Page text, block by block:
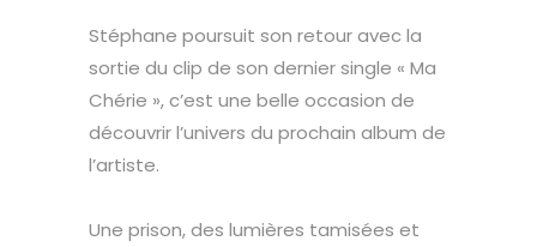
Stéphane poursuit son retour avec la
sortie du clip de son dernier single « Ma
Chérie », c’est une belle occasion de
découvrir l’univers du prochain album de
l’artiste.
Une prison, des lumières tamisées et